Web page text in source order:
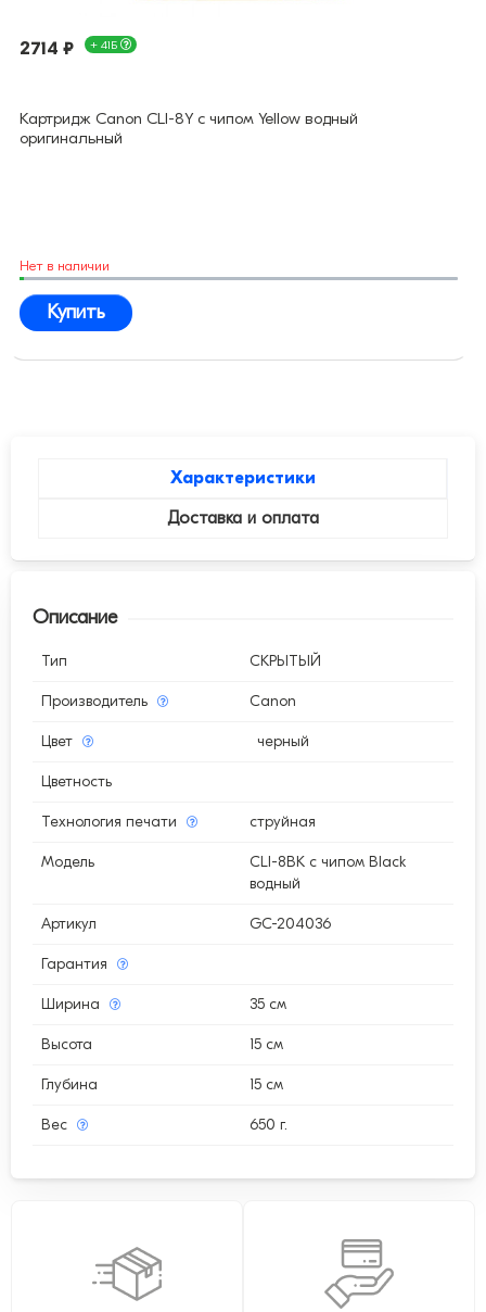
2714 ₽ + 41Б
Картридж Canon CLI-8Y с чипом Yellow водный
оригинальный
Нет в наличии
Купить
Характеристики
Доставка и оплата
Описание
Тип СКРЫТЫЙ
Производитель Canon
Цвет черный
Цветность
Технология печати струйная
Модель
CLI-8BK с чипом Black
водный
Артикул GC-204036
Гарантия
Ширина 35 см
Высота 15 см
Глубина 15 см
Вес 650 г.